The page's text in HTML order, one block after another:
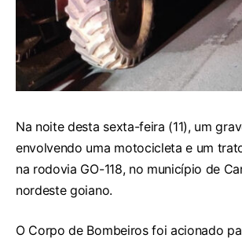
Na noite desta sexta-feira (11), um
envolvendo uma motocicleta e um
na rodovia GO-118, no município de
nordeste goiano.
O Corpo de Bombeiros foi acionado